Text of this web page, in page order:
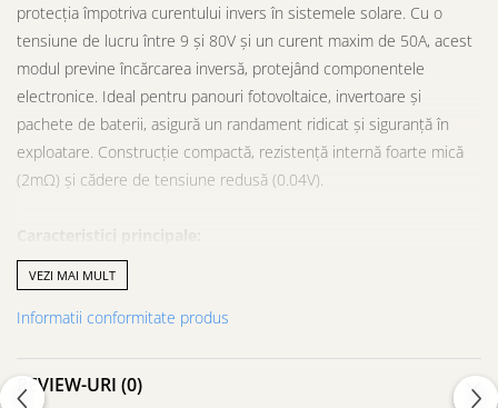
protecția împotriva curentului invers în sistemele solare. Cu o
tensiune de lucru între 9 și 80V și un curent maxim de 50A, acest
modul previne încărcarea inversă, protejând componentele
electronice. Ideal pentru panouri fotovoltaice, invertoare și
pachete de baterii, asigură un randament ridicat și siguranță în
exploatare. Construcție compactă, rezistență internă foarte mică
(2mΩ) și cădere de tensiune redusă (0.04V).
Tensiune de lucru:
Curent maxim:50A (recomandat disipator de căldură pentru
Rezistență internă:
VEZI MAI MULT
Informatii conformitate produs
REVIEW-URI (0)